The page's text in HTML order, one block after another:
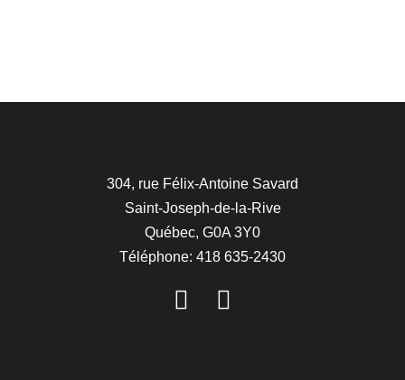
304, rue Félix-Antoine Savard
Saint-Joseph-de-la-Rive
Québec, G0A 3Y0
Téléphone: 418 635-2430